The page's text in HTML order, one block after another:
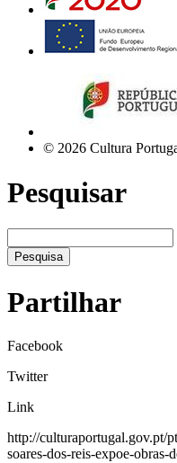
© 2026 Cultura
Pesquisar
Pesquisa
Partilhar
Facebook
Twitter
Link
http://culturaportugal.gov.pt/
soares-dos-reis-expoe-obras-